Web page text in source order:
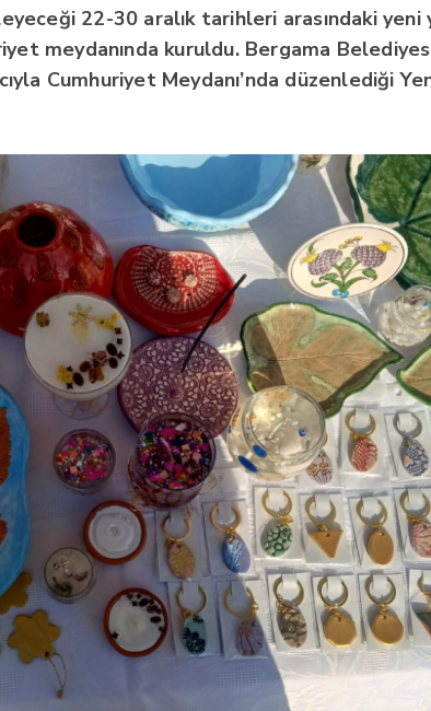
22-30 aralık tarihleri arasındaki yeni
meydanında kuruldu. Bergama
Cumhuriyet Meydanı’nda düzenlediği